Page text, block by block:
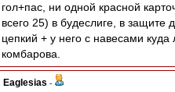
гол+пас, ни одной красной
всего 25) в будеслиге, в защите
цепкий + у него с навесами
комбарова.
Eaglesias -